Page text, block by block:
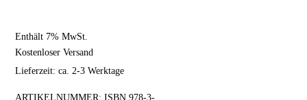
Enthält 7% MwSt.
Kostenloser Versand
Lieferzeit: ca. 2-3 Werktage
ARTIKELNUMMER:ISBN 978-3-